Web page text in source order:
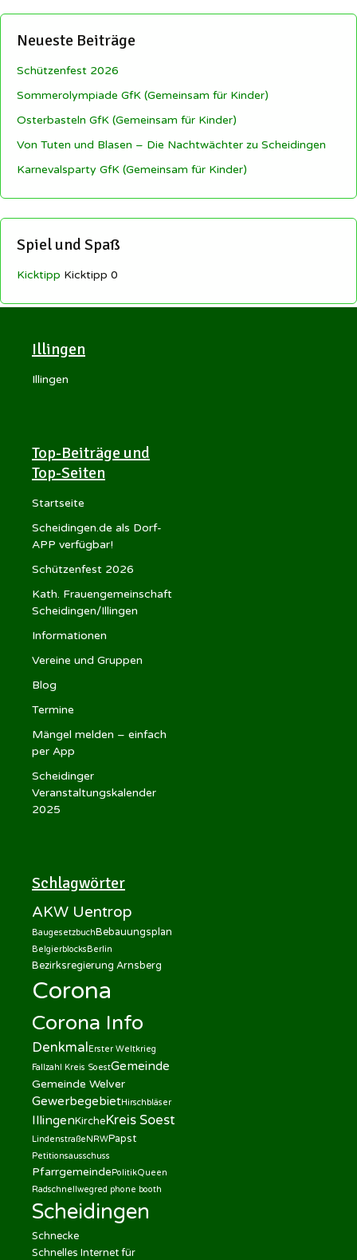
Neueste Beiträge
Schützenfest 2026
Sommerolympiade GfK (Gemeinsam für Kinder)
Osterbasteln GfK (Gemeinsam für Kinder)
Von Tuten und Blasen – Die Nachtwächter zu Scheidingen
Karnevalsparty GfK (Gemeinsam für Kinder)
Spiel und Spaß
Kicktipp Kicktipp 0
Illingen
Illingen
Top-Beiträge und
Top-Seiten
Startseite
Scheidingen.de als Dorf-
APP verfügbar!
Schützenfest 2026
Kath. Frauengemeinschaft
Scheidingen/Illingen
Informationen
Vereine und Gruppen
Blog
Termine
Mängel melden – einfach
per App
Scheidinger
Veranstaltungskalender
2025
Schlagwörter
AKW Uentrop
BaugesetzbuchBebauungsplan
BelgierblocksBerlin
Bezirksregierung Arnsberg
Corona
Corona Info
DenkmalErster Weltkrieg
Fallzahl Kreis SoestGemeinde
Gemeinde Welver
GewerbegebietHirschbläser
IllingenKircheKreis Soest
LindenstraßeNRWPapst
Petitionsausschuss
PfarrgemeindePolitikQueen
Radschnellwegred phone booth
Scheidingen
Schnecke
Schnelles Internet für